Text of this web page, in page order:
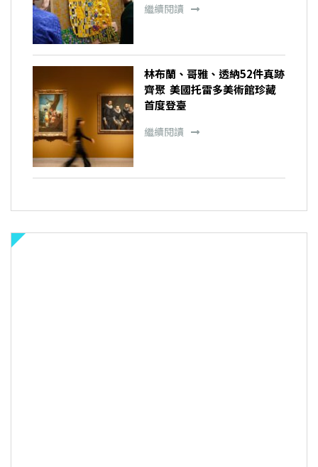
繼續閱讀
林布蘭、哥雅、透納52件真跡
齊聚 美國托雷多美術館珍藏
首度登臺
繼續閱讀